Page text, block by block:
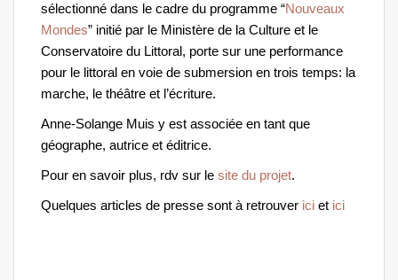
sélectionné dans le cadre du programme “Nouveaux
Mondes” initié par le Ministère de la Culture et le
Conservatoire du Littoral, porte sur une performance
pour le littoral en voie de submersion en trois temps: la
marche, le théâtre et l’écriture.
Anne-Solange Muis y est associée en tant que
géographe, autrice et éditrice.
Pour en savoir plus, rdv sur le site du projet.
Quelques articles de presse sont à retrouver ici et ici